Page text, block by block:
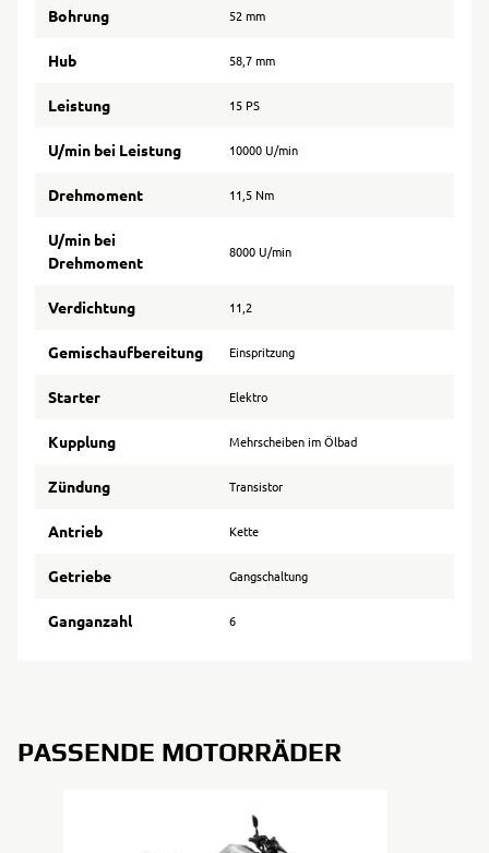
Bohrung 52 mm
Hub 58,7 mm
Leistung 15 PS
U/min bei Leistung 10000 U/min
Drehmoment 11,5 Nm
U/min bei
Drehmoment
8000 U/min
Verdichtung 11,2
Gemischaufbereitung Einspritzung
Starter Elektro
Kupplung Mehrscheiben im Ölbad
Zündung Transistor
Antrieb Kette
Getriebe Gangschaltung
Ganganzahl 6
PASSENDE MOTORRÄDER